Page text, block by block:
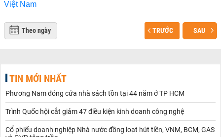
Theo ngày TRƯỚC SAU
TIN MỚI NHẤT
Phương Nam đóng cửa nhà sách tồn tại 44 năm ở TP HCM
Trình Quốc hội cắt giảm 47 điều kiện kinh doanh công nghệ
Cổ phiếu doanh nghiệp Nhà nước đồng loạt hút tiền, VNM, BCM, GAS